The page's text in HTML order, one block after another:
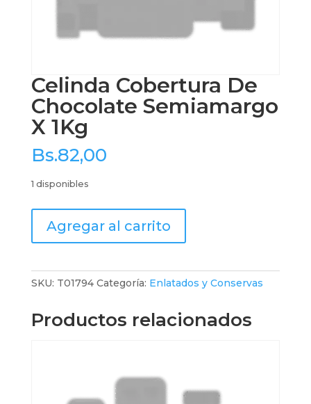
Celinda Cobertura De
Chocolate Semiamargo
X 1Kg
Bs.82,00
1 disponibles
Cobertura
Semiamargo
1Kg
cantidad
Agregar al carrito
SKU: T01794 Categoría: Enlatados y Conservas
Productos relacionados